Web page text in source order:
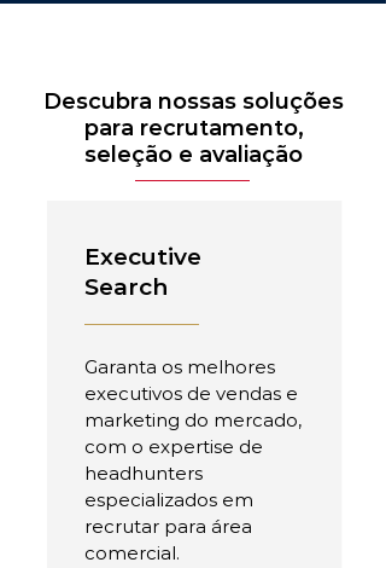
Descubra nossas soluções
para recrutamento,
seleção e avaliação
Executive
Search
Garanta os melhores
executivos de vendas e
marketing do mercado,
com o expertise de
headhunters
especializados em
recrutar para área
comercial.